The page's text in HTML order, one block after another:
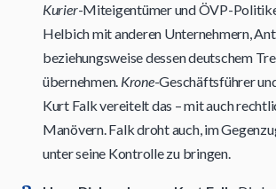
Kurier-Miteigentümer und ÖVP-
Helbich mit anderen Unternehmern,
beziehungsweise dessen deutschem
übernehmen. Krone-Geschäftsführer
Kurt Falk vereitelt das – mit auch
Manövern. Falk droht auch, im
unter seine Kontrolle zu bringen.